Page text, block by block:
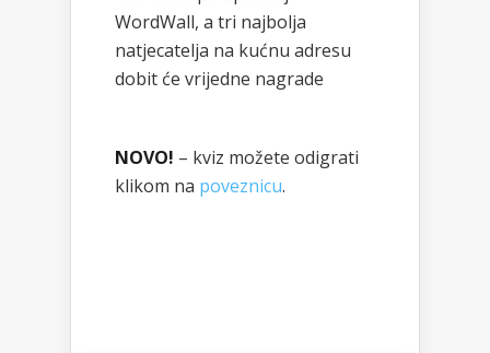
WordWall, a tri najbolja
natjecatelja na kućnu adresu
dobit će vrijedne nagrade
NOVO! – kviz možete odigrati
klikom na poveznicu.